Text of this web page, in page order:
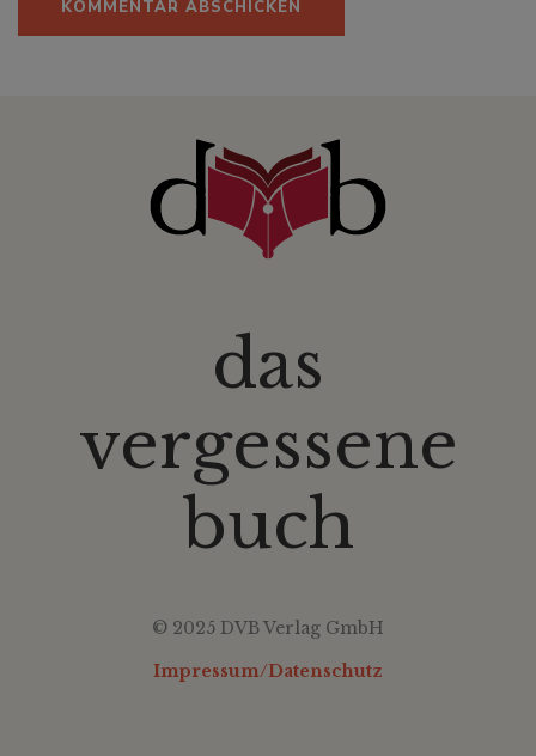
das
vergessene
buch
© 2025 DVB Verlag GmbH
Impressum/Datenschutz